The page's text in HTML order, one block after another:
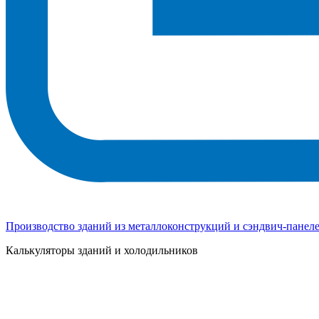
Производство зданий из металлоконструкций и сэндвич-
Калькуляторы зданий и холодильников